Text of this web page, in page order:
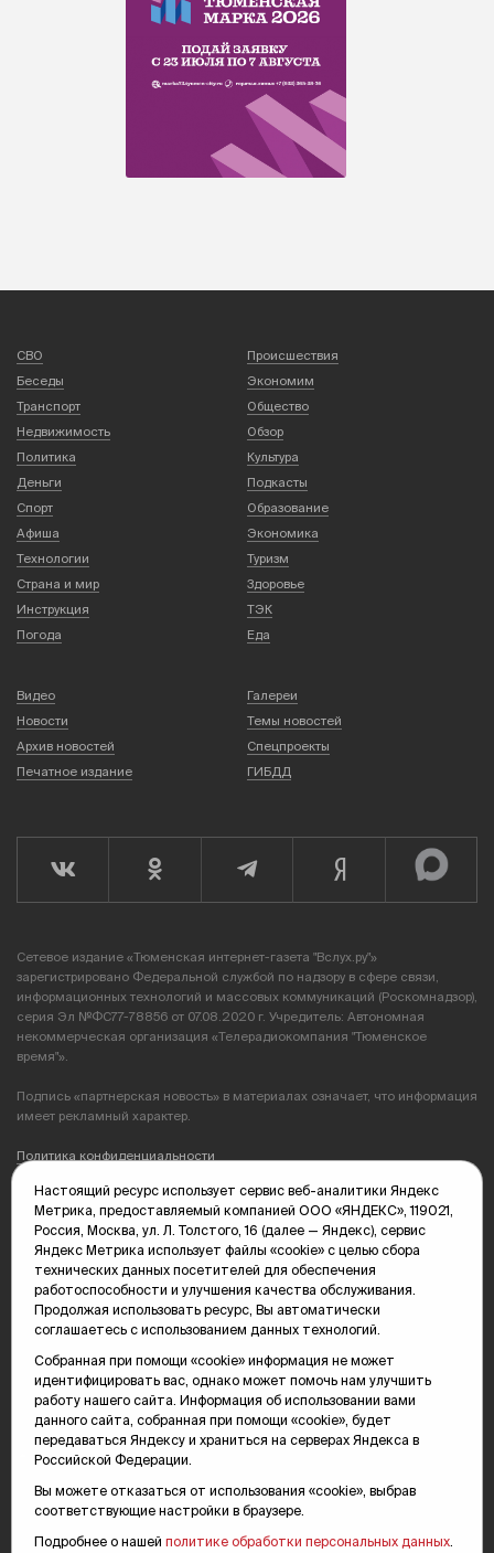
СВО
Происшествия
Беседы
Экономим
Транспорт
Общество
Недвижимость
Обзор
Политика
Культура
Деньги
Подкасты
Спорт
Образование
Афиша
Экономика
Технологии
Туризм
Страна и мир
Здоровье
Инструкция
ТЭК
Погода
Еда
Видео
Галереи
Новости
Темы новостей
Архив новостей
Спецпроекты
Печатное издание
ГИБДД
Сетевое издание «Тюменская интернет-газета "Вслух.ру"»
зарегистрировано Федеральной службой по надзору в сфере связи,
информационных технологий и массовых коммуникаций (Роскомнадзор),
серия Эл №ФС77-78856 от 07.08.2020 г. Учредитель: Автономная
некоммерческая организация «Телерадиокомпания "Тюменское
время"».
Подпись «партнерская новость» в материалах означает, что информация
имеет рекламный характер.
Политика конфиденциальности
Редакция: 625035, Тюмень, пр. Геологоразведчиков, 28А
(3452) 68-89-05
edit@vsluh.ru
Главный редактор: Панкина Т.Ю.
kika@vsluh.ru
По вопросам рекламы:
(3452) 68-89-78
kotovaev@sibinformburo.ru
mim@vsluh.ru
Настоящий ресурс использует сервис веб-аналитики Яндекс
Метрика, предоставляемый компанией ООО «ЯНДЕКС», 119021,
Россия, Москва, ул. Л. Толстого, 16 (далее — Яндекс), сервис
Яндекс Метрика использует файлы «cookie» с целью сбора
технических данных посетителей для обеспечения
работоспособности и улучшения качества обслуживания.
Продолжая использовать ресурс, Вы автоматически
соглашаетесь с использованием данных технологий.
Собранная при помощи «cookie» информация не может
идентифицировать вас, однако может помочь нам улучшить
работу нашего сайта. Информация об использовании вами
данного сайта, собранная при помощи «cookie», будет
передаваться Яндексу и храниться на серверах Яндекса в
Российской Федерации.
Вы можете отказаться от использования «cookie», выбрав
соответствующие настройки в браузере.
Подробнее о нашей политике обработки персональных данных